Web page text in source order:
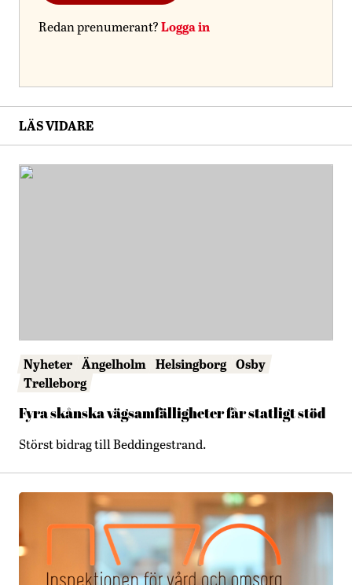
Redan prenumerant?Logga in
LÄS VIDARE
Nyheter Ängelholm Helsingborg Osby
Trelleborg
Fyra skånska vägsamfälligheter får statligt stöd
Störst bidrag till Beddingestrand.